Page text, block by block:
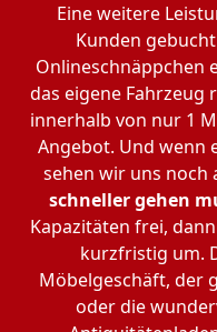
Eine weitere
Kunden
Onlineschnäppchen
das eigene Fahrzeug
innerhalb von nur 1
Angebot. Und wenn
sehen wir uns noch
schneller gehen
Kapazitäten frei,
kurzfristig um.
Möbelgeschäft, der
oder die